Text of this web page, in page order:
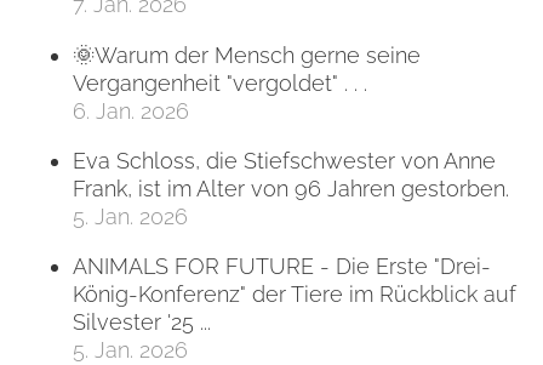
🌞Warum der Mensch gerne seine
Vergangenheit "vergoldet" . . .
6. Jan. 2026
Eva Schloss, die Stiefschwester von Anne
Frank, ist im Alter von 96 Jahren gestorben.
5. Jan. 2026
ANIMALS FOR FUTURE - Die Erste "Drei-
König-Konferenz" der Tiere im Rückblick auf
Silvester '25 ...
5. Jan. 2026